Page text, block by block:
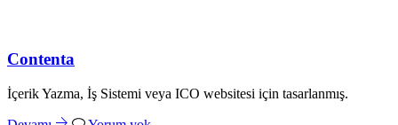
Contenta
İçerik Yazma, İş Sistemi veya ICO websitesi için tasarlanmış.